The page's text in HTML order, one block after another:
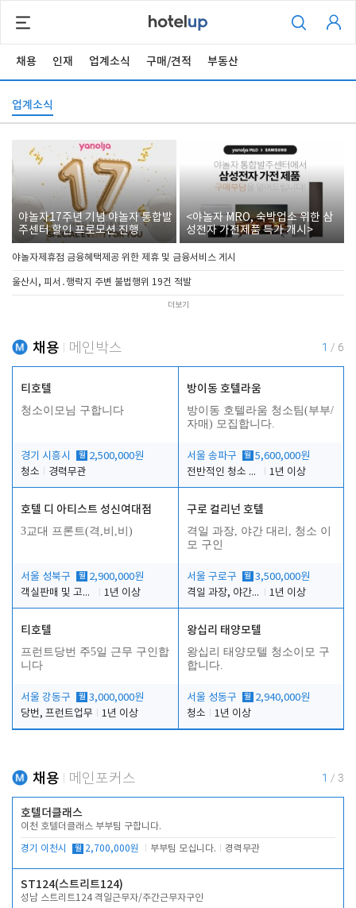
채용 인재 업계소식 구매/견적 부동산
업계소식
야놀자17주년 기념 야놀자 통합발
주센터 할인 프로모션 진행
<야놀자 MRO, 숙박업소 위한 삼
성전자 가전제품 특가 개시>
야놀자제휴점 금융혜택제공 위한 제휴 및 금융서비스 게시
울산시, 피서․행락지 주변 불법행위 19건 적발
더보기
채용 메인박스 1 / 6
티호텔
청소이모님 구합니다
경기 시흥시 월 2,500,000원
청소
경력무관
방이동 호텔라움
방이동 호텔라움 청소팀(부부/
자매) 모집합니다.
서울 송파구 월 5,600,000원
전반적인 청소 업무(객실청소.객실정리)
1년 이상
호텔 디 아티스트 성신여대점
3교대 프론트(격,비,비)
서울 성북구 월 2,900,000원
객실판매 및 고객응대
1년 이상
구로 컬리넌 호텔
격일 과장, 야간 대리, 청소 이
모 구인
서울 구로구 월 3,500,000원
격일 과장, 야간 대리, 청소 이모
1년 이상
티호텔
프런트당번 주5일 근무 구인합
니다
서울 강동구 월 3,000,000원
당번, 프런트업무
1년 이상
왕십리 태양모텔
왕십리 태양모텔 청소이모 구
합니다.
서울 성동구 월 2,940,000원
청소
1년 이상
채용 메인포커스 1 / 3
호텔더클래스
이천 호텔더클래스 부부팀 구합니다.
경기 이천시 월 2,700,000원 부부팀 모십니다. 경력무관
ST124(스트리트124)
성남 스트리트124 격일근무자/주간근무자구인